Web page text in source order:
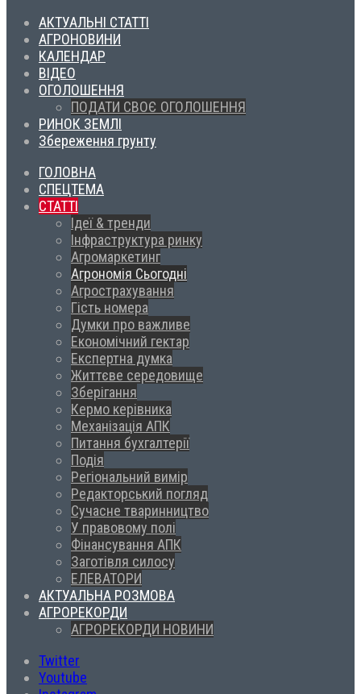
АКТУАЛЬНІ СТАТТІ
АГРОНОВИНИ
КАЛЕНДАР
ВІДЕО
ОГОЛОШЕННЯ
ПОДАТИ СВОЄ ОГОЛОШЕННЯ
РИНОК ЗЕМЛІ
Збереження грунту
ГОЛОВНА
СПЕЦТЕМА
СТАТТІ
Ідеї & тренди
Інфраструктура ринку
Агромаркетинг
Агрономія Сьогодні
Агрострахування
Гість номера
Думки про важливе
Економічний гектар
Експертна думка
Життєве середовище
Зберігання
Кермо керівника
Механізація АПК
Питання бухгалтерії
Подія
Регіональний вимір
Редакторський погляд
Сучасне тваринництво
У правовому полі
Фінансування АПК
Заготівля силосу
ЕЛЕВАТОРИ
АКТУАЛЬНА РОЗМОВА
АГРОРЕКОРДИ
АГРОРЕКОРДИ НОВИНИ
Twitter
Youtube